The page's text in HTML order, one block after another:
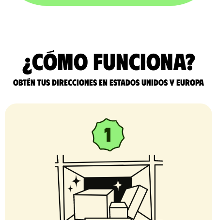
¿Cómo funciona?
Obtén tus direcciones en Estados Unidos y Europa